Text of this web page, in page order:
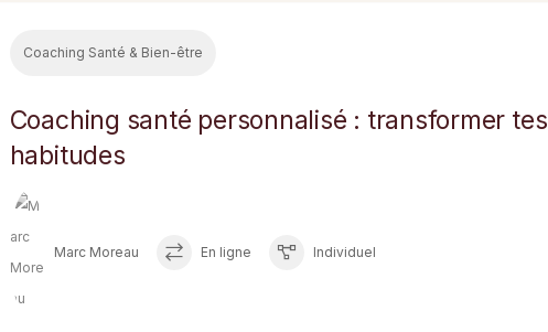
Coaching Santé & Bien-être
Coaching santé personnalisé : transformer tes
habitudes
Marc Moreau En ligne Individuel